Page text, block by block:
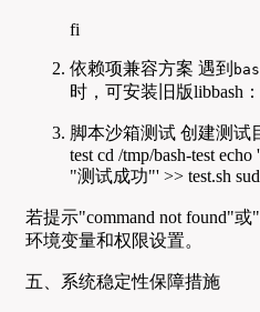
fi
依赖项兼容方案 遇到
时，可安装旧版libbash
脚本沙箱测试 创建测试
test cd /tmp/bash-test
"测试成功"' >> test.sh
若提示"command not found"或
环境变量和权限设置。
五、系统稳定性保障措施